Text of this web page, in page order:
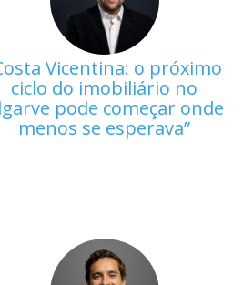
Vicentina: o próximo
ciclo do imobiliário no
pode começar onde
menos se esperava